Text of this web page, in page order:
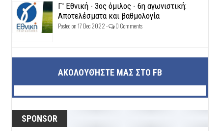
Γ' Εθνική - 3ος όμιλος - 6η αγωνιστική:
Αποτελέσματα και βαθμολογία
Posted on 17 Dec 2022 - 0 Comments
ΑΚΟΛΟΥΘΉΣΤΕ ΜΑΣ ΣΤΟ FB
SPONSOR